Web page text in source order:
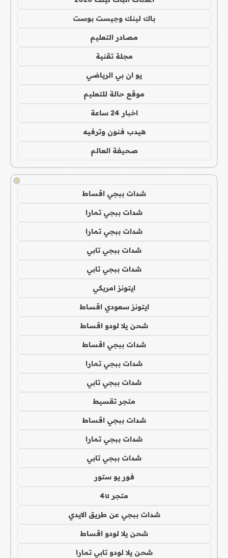
باك لينك وجيست بوست
مصادر التعليم
مجلة تقنية
يو ان بي الرياضي
موقع حالة للتعليم
اخبار 24 ساعة
هيدب فنون وترفيه
صحيفة العالم
!
شدات ببجي اقساط
شدات ببجي تمارا
شدات ببجي تمارا
شدات ببجي تابي
شدات ببجي تابي
ايتونز امريكي
ايتونز سعودي اقساط
شحن يلا لودو اقساط
شدات ببجي اقساط
شدات ببجي تمارا
شدات ببجي تابي
متجر تقسيط
شدات ببجي اقساط
شدات ببجي تمارا
شدات ببجي تابي
فور يو ستور
متجر 4u
شدات ببجي عن طريق الايدي
شحن يلا لودو اقساط
شحن يلا لودو تابي تمارا